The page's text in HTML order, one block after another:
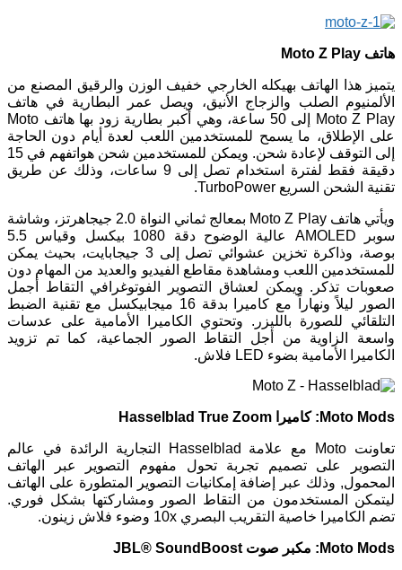
هاتف Moto Z Play
يتميز هذا الهاتف بهيكله الخارجي خفيف الوزن والرقيق المصنع من
الألمنيوم الصلب والزجاج الأنيق، ويصل عمر البطارية في هاتف
Moto Z Play إلى 50 ساعة، وهي أكبر بطارية زود بها هاتف Moto
على الإطلاق، ما يسمح للمستخدمين اللعب لعدة أيام دون الحاجة
إلى التوقف لإعادة شحن. ويمكن للمستخدمين شحن هواتفهم في 15
دقيقة فقط لفترة استخدام تصل إلى 9 ساعات، وذلك عن طريق
تقنية الشحن السريع TurboPower.
ويأتي هاتف Moto Z Play بمعالج ثماني النواة 2.0 جيجاهرتز، وشاشة
سوبر AMOLED عالية الوضوح دقة 1080 بيكسل وقياس 5.5
بوصة، وذاكرة تخزين عشوائي تصل إلى 3 جيجابايت، بحيث يمكن
للمستخدمين اللعب ومشاهدة مقاطع الفيديو والعديد من المهام دون
صعوبات تذكر. ويمكن لعشاق التصوير الفوتوغرافي التقاط أجمل
الصور ليلاً ونهاراً مع كاميرا بدقة 16 ميجابيكسل مع تقنية الضبط
التلقائي للصورة بالليزر. وتحتوي الكاميرا الأمامية على عدسات
واسعة الزاوية من أجل التقاط الصور الجماعية، كما تم تزويد
الكاميرا الأمامية بضوء LED فلاش.
Moto Mods: كاميرا Hasselblad True Zoom
تعاونت Moto مع علامة Hasselblad التجارية الرائدة في عالم
التصوير على تصميم تجربة تحول مفهوم التصوير عبر الهاتف
المحمول, وذلك عبر إضافة إمكانيات التصوير المتطورة على الهاتف
ليتمكن المستخدمون من التقاط الصور ومشاركتها بشكل فوري.
تضم الكاميرا خاصية التقريب البصري 10x وضوء فلاش زينون.
Moto Mods: مكبر صوت JBL® SoundBoost